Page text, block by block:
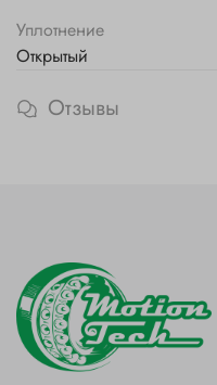
Уплотнение
Открытый
Отзывы